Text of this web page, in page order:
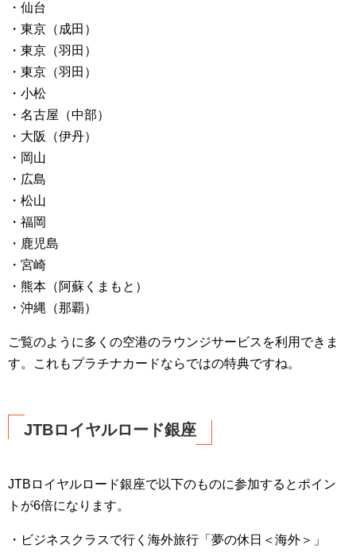
・仙台
・東京（成田）
・東京（羽田）
・東京（羽田）
・小松
・名古屋（中部）
・大阪（伊丹）
・岡山
・広島
・松山
・福岡
・鹿児島
・宮崎
・熊本（阿蘇くまもと）
・沖縄（那覇）
ご覧のように多くの空港のラウンジサービスを利用できま
す。これもプラチナカードならではの特典ですね。
JTBロイヤルロード銀座
JTBロイヤルロード銀座で以下のものに参加するとポイン
トが6倍になります。
・ビジネスクラスで行く海外旅行「夢の休日＜海外＞」